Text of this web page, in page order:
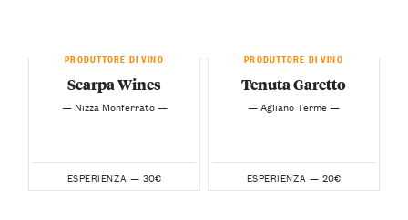
PRODUTTORE DI VINO
Scarpa Wines
— Nizza Monferrato —
ESPERIENZA — 30€
PRODUTTORE DI VINO
Tenuta Garetto
— Agliano Terme —
ESPERIENZA — 20€